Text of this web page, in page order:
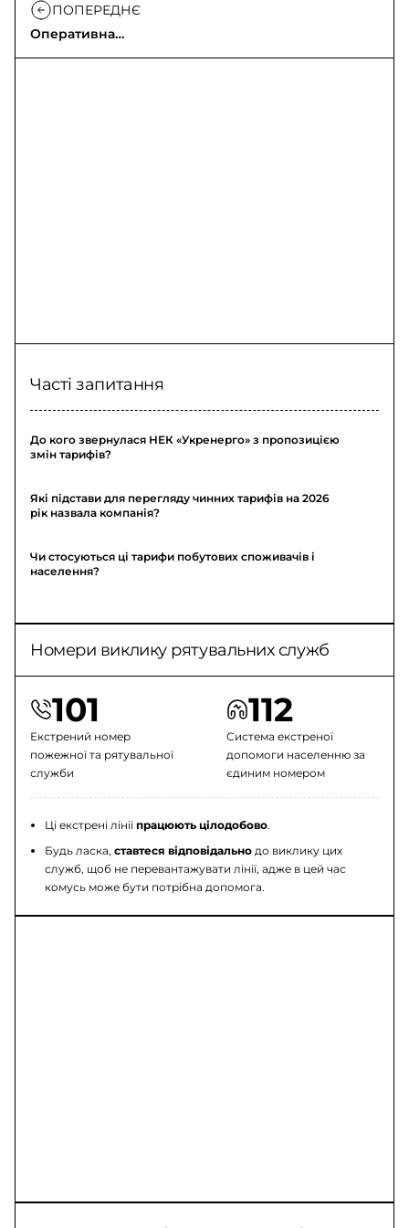
ПОПЕРЕДНЄ
Оперативна
інформація про
Часті запитання
До кого звернулася НЕК «Укренерго» з пропозицією
змін тарифів?
Які підстави для перегляду чинних тарифів на 2026
рік назвала компанія?
Чи стосуються ці тарифи побутових споживачів і
населення?
Номери виклику рятувальних служб
101
Екстрений номер
пожежної та рятувальної
служби
112
Система екстреної
допомоги населенню за
єдиним номером
Ці екстрені лініїпрацюють цілодобово.
Будь ласка,ставтеся відповідально до виклику цих
служб, щоб не перевантажувати лінії, адже в цей час
комусь може бути потрібна допомога.